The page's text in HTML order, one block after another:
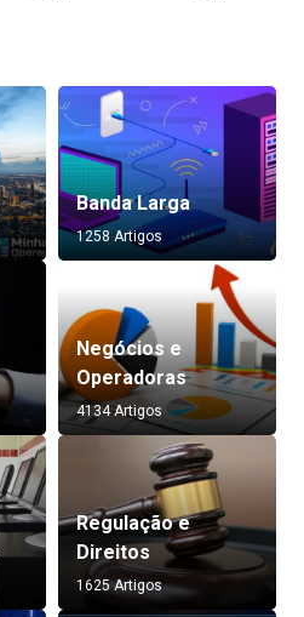
Banda Larga
1258 Artigos
Negócios e
Operadoras
4134 Artigos
Regulação e
Direitos
1625 Artigos